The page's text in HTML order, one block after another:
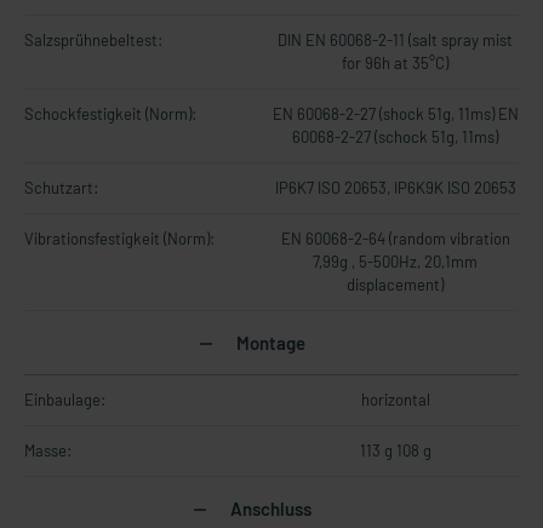
Salzsprühnebeltest:
DIN EN 60068-2-11 (salt spray mist
for 96h at 35°C)
Schockfestigkeit (Norm):
EN 60068-2-27 (shock 51g, 11ms) EN
60068-2-27 (schock 51g, 11ms)
Schutzart: IP6K7 ISO 20653, IP6K9K ISO 20653
Vibrationsfestigkeit (Norm):
EN 60068-2-64 (random vibration
7,99g , 5-500Hz, 20,1mm
displacement)
Montage
Einbaulage: horizontal
Masse: 113 g 108 g
Anschluss